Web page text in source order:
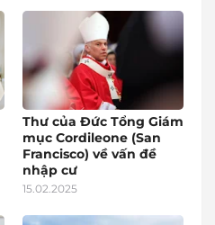
Thư của Đức Tổng Giám
mục Cordileone (San
Francisco) về vấn đề
nhập cư
15.02.2025